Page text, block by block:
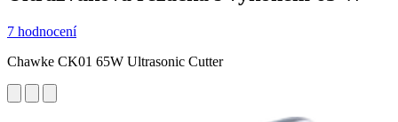
7 hodnocení
Chawke CK01 65W Ultrasonic Cutter